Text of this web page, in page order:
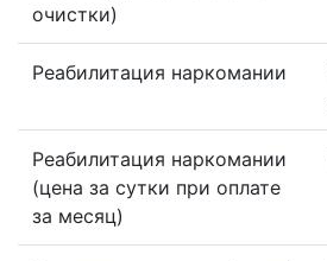
очистки)
Реабилитация наркомании
Реабилитация наркомании
(цена за сутки при оплате
за месяц)